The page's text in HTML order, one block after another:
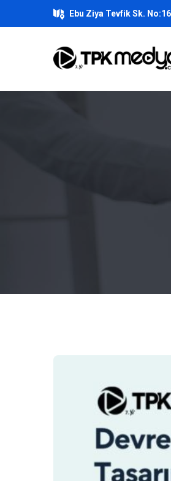
Ebu Ziya Tevfik Sk.